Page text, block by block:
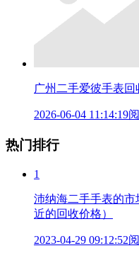
广州二手爱彼手表回
2026-06-04 11:14:19
热门排行
1
沛纳海二手手表的
近的回收价格）
2023-04-29 09:12:52